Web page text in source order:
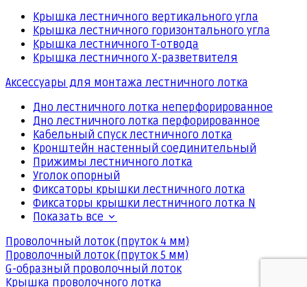
Крышка лестничного вертикального угла
Крышка лестничного горизонтального угла
Крышка лестничного Т-отвода
Крышка лестничного Х-разветвителя
Аксессуары для монтажа лестничного лотка
Дно лестничного лотка неперфорированное
Дно лестничного лотка перфорированное
Кабельный спуск лестничного лотка
Кронштейн настенный соединительный
Прижимы лестничного лотка
Уголок опорный
Фиксаторы крышки лестничного лотка
Фиксаторы крышки лестничного лотка N
Показать все
Проволочный лоток (пруток 4 мм)
Проволочный лоток (пруток 5 мм)
G-образный проволочный лоток
Крышка проволочного лотка